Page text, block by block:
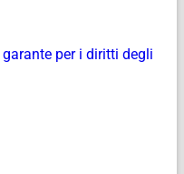
garante per i diritti degli